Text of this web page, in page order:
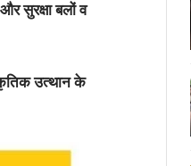
सुरक्षा बलों व
उत्थान के